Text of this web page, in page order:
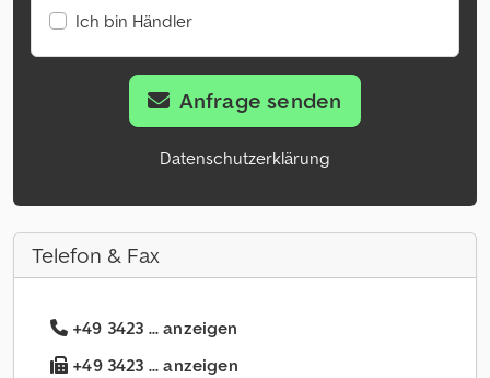
Ich bin Händler
Anfrage senden
Datenschutzerklärung
Telefon & Fax
+49 3423 ... anzeigen
+49 3423 ... anzeigen